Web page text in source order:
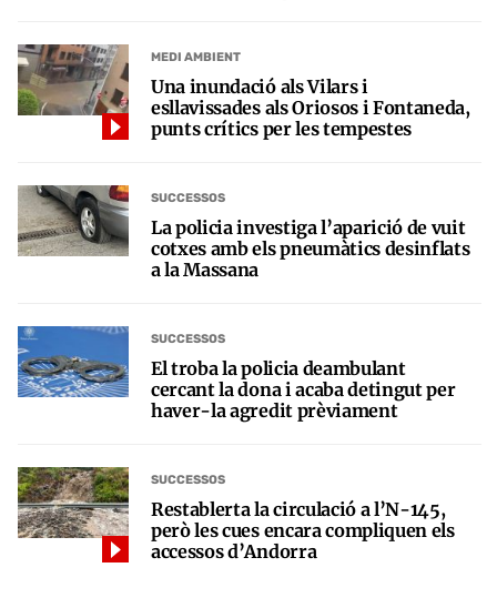
MEDI AMBIENT
Una inundació als Vilars i
esllavissades als Oriosos i Fontaneda,
punts crítics per les tempestes
SUCCESSOS
La policia investiga l’aparició de vuit
cotxes amb els pneumàtics desinflats
a la Massana
SUCCESSOS
El troba la policia deambulant
cercant la dona i acaba detingut per
haver-la agredit prèviament
SUCCESSOS
Restablerta la circulació a l’N-145,
però les cues encara compliquen els
accessos d’Andorra